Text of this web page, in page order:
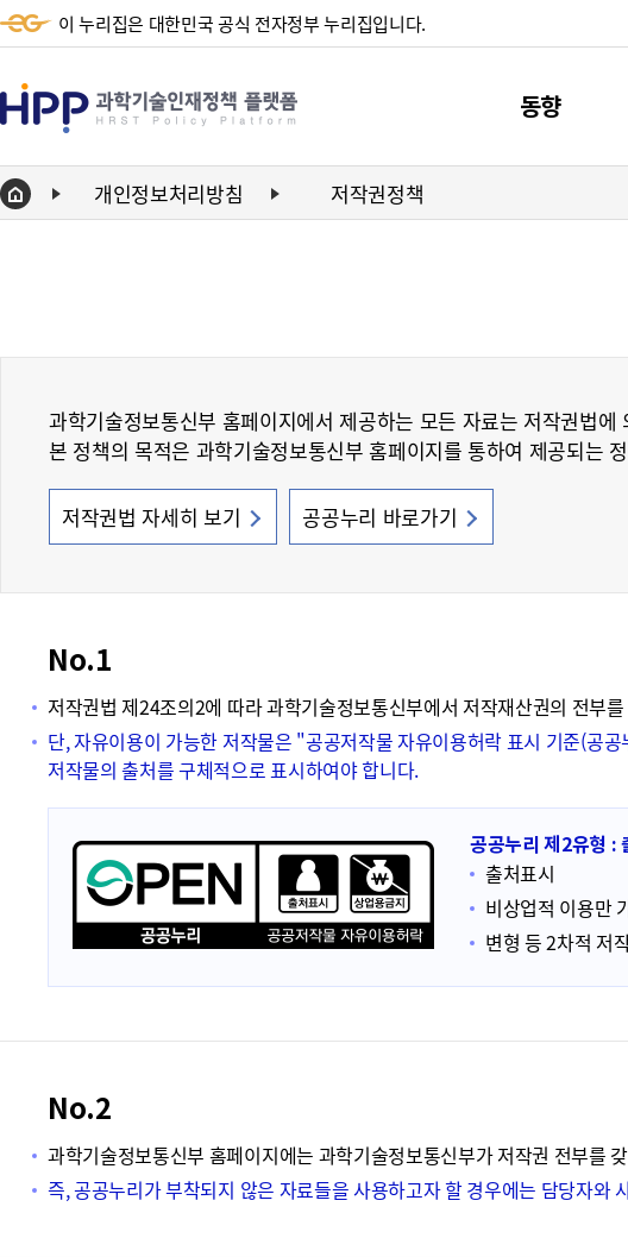
이 누리집은 대한민국 공식 전자정부 누리집입니다.
HPP
학
기
재
HRST
Policy
동향
단신동향
Home 개인정보처리방침 저작권정책
과학기술정보통신부 홈페이지에서 제공하는 모든 자료는 저작권법
본 정책의 목적은 과학기술정보통신부 홈페이지를 통하여 제공되는
저작권법 자세히 보기 공공누리 바로가기
No.1
저작권법 제24조의2에 따라 과학기술정보통신부에서 저작재산권의 전부
단, 자유이용이 가능한 저작물은 "공공저작물 자유이용허락 표시 기준(공
저작물의 출처를 구체적으로 표시하여야 합니다.
공공누리 제2유형 :
출처표시
비상업적 이용만
변형 등 2차적 저
No.2
과학기술정보통신부 홈페이지에는 과학기술정보통신부가 저작권 전부를
즉, 공공누리가 부착되지 않은 자료들을 사용하고자 할 경우에는 담당자와